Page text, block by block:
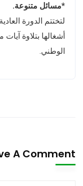
*مسائل متنوعة.
لتختتم الدورة
أشغالها بتلاوة
الوطني.
A Comment